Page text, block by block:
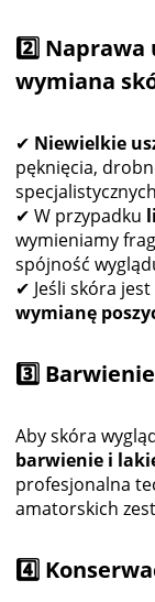
2️⃣
wymiana
✔ Niewielkie
pęknięcia,
✔ W przypadku
wymieniamy
spójność
✔ Jeśli skóra jest
wymianę
3️⃣
Aby skóra
barwienie i
profesjonalna
amatorskich
4️⃣